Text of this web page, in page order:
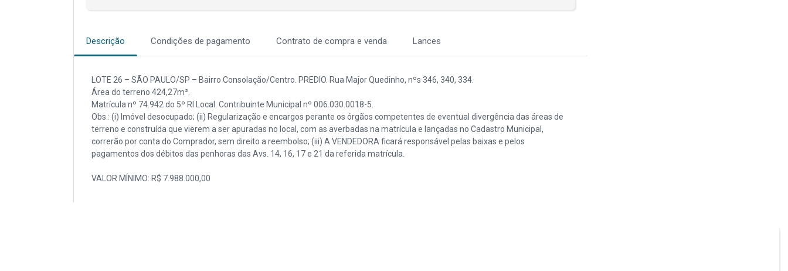
Descrição Condições de pagamento Contrato de compra e venda Lances
LOTE 26 – SÃO PAULO/SP – Bairro Consolação/Centro. PREDIO. Rua Major Quedinho, nºs 346, 340, 334.
Área do terreno 424,27m².
Matrícula nº 74.942 do 5º RI Local. Contribuinte Municipal nº 006.030.0018-5.
Obs.: (i) Imóvel desocupado; (ii) Regularização e encargos perante os órgãos competentes de eventual divergência das áreas de
terreno e construída que vierem a ser apuradas no local, com as averbadas na matrícula e lançadas no Cadastro Municipal,
correrão por conta do Comprador, sem direito a reembolso; (iii) A VENDEDORA ficará responsável pelas baixas e pelos
pagamentos dos débitos das penhoras das Avs. 14, 16, 17 e 21 da referida matrícula.
VALOR MÍNIMO: R$ 7.988.000,00